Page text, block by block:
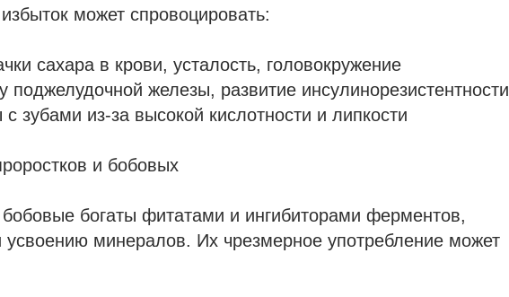
может спровоцировать:
сахара в крови, усталость, головокружение
поджелудочной железы, развитие инсулинорезистентности
зубами из-за высокой кислотности и липкости
и бобовых
богаты фитатами и ингибиторами ферментов,
минералов. Их чрезмерное употребление может